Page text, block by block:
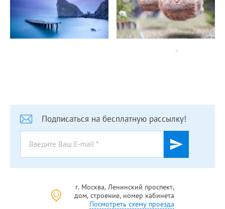
*
* *
*
Подписаться на бесплатную рассылку!
г. Москва, Ленинский проспект,
дом, строение, номер кабинета
Посмотреть схему проезда